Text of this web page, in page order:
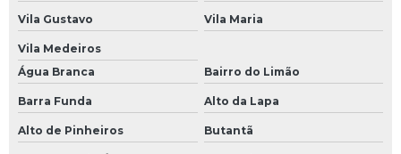
Empresas de remoção industrial
Laboratório de vazão rbc
Medidor de vazão
Medidor de vazão de água ultrassônico
Medidor de vazão eletromagnético
Vila Gustavo Vila Maria
Vila Medeiros
Água Branca
Bairro do Limão
Barra Funda Alto da Lapa
Alto de Pinheiros Butantã